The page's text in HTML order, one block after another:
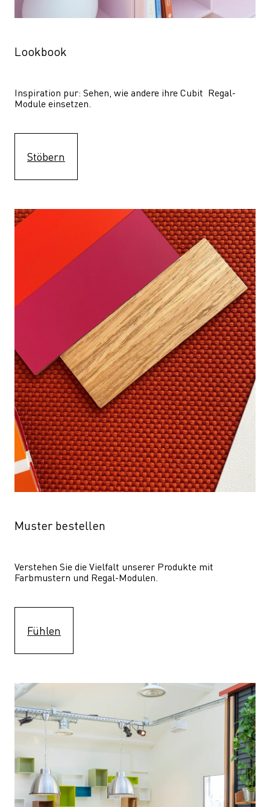
Lookbook
Inspiration pur: Sehen, wie andere ihre Cubit  Regal-
Module einsetzen.
Stöbern
Muster bestellen
Verstehen Sie die Vielfalt unserer Produkte mit
Farbmustern und Regal-Modulen.
Fühlen